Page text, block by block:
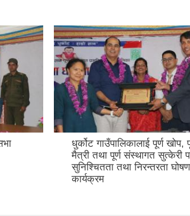
धुर्कोट गाउँपालिकालाई पूर्ण खोप,
मैत्री तथा पूर्ण संस्थागत सुत्केरी
सुनिश्चितता तथा निरन्तरता
कार्यक्रम